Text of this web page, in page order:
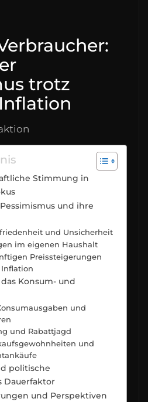
trotz
Stimmung in
und ihre
und Unsicherheit
im eigenen Haushalt
Preissteigerungen
Konsum- und
und
und Rabattjagd
und
politische
Dauerfaktor
und Perspektiven